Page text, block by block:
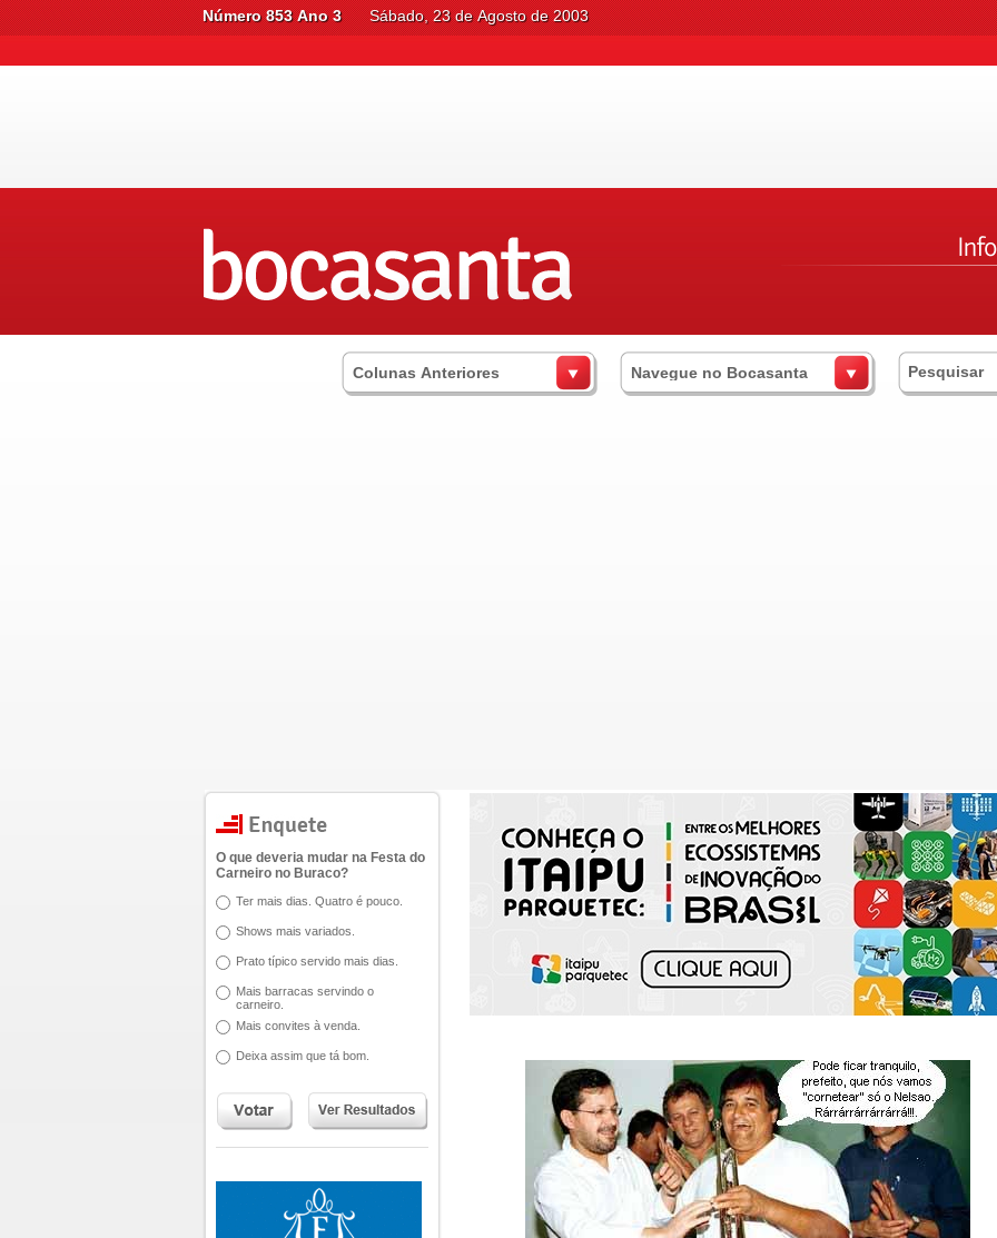
Número 853 Ano 3 Sábado, 23 de Agosto de 2003
Colunas Anteriores Navegue no Bocasanta
O que deveria mudar na Festa do
Carneiro no Buraco?
Ter mais dias. Quatro é pouco.
Shows mais variados.
Prato típico servido mais dias.
Mais barracas servindo o
carneiro.
Mais convites à venda.
Deixa assim que tá bom.